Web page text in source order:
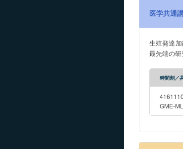
医学共通
生殖発達
最先端の
時間割／
GME-